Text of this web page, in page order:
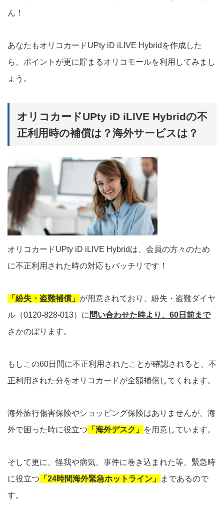
ん！
あなたもオリコカードUPty iD iLIVE Hybridを作成した
ら、ポイントが更に貯まるオリコモールを利用してみまし
ょう。
オリコカードUPty iD iLIVE Hybridの不
正利用時の補償は？海外サービスは？
オリコカードUPty iD iLIVE Hybridは、会員の方々のため
に不正利用された時の対応もバッチリです！
「紛失・盗難補償」 が用意されており、紛失・盗難ダイヤ
ル（0120-828-013）に 問い合わせた時より、60日前まで
さかのぼります。
もしこの60日間に不正利用されたことが確認されると、不
正利用された分をオリコカードが全額補償してくれます。
海外旅行傷害保険やショッピング保険はありませんが、海
外で困った時に役立つ 「海外デスク」 を用意しています。
そして更に、怪我や病気、事件に巻き込まれた等、緊急時
に役立つ 「24時間海外緊急ホットライン」
まであるので
す。